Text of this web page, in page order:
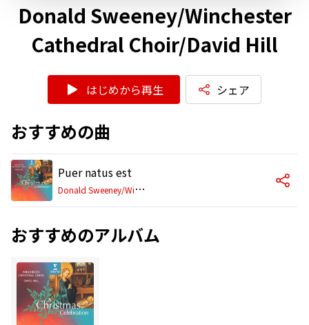
Donald Sweeney/Winchester
Cathedral Choir/David Hill
はじめから再生 シェア
おすすめの曲
Puer natus est
D
onald Sweeney/Winchester Cathedral Choir/David Hill
おすすめのアルバム